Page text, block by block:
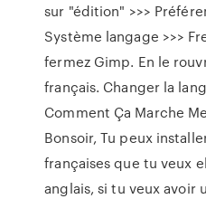
sur "édition" >>>
Système langage >>>
fermez Gimp. En le
français. Changer la
Comment Ça Marche
Bonsoir, Tu peux
françaises que tu veux
anglais, si tu veux avoir